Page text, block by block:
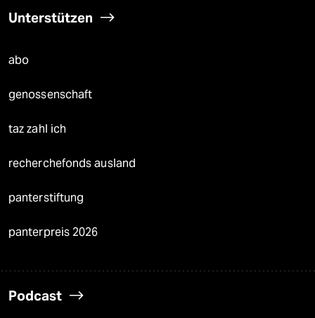
Unterstützen
abo
genossenschaft
taz zahl ich
recherchefonds ausland
panterstiftung
panterpreis 2026
Podcast